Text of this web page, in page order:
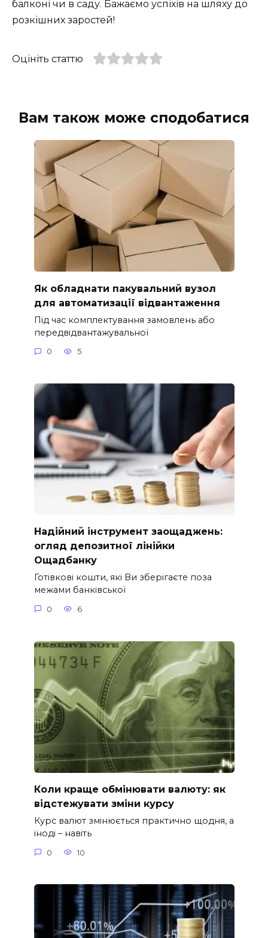
балконі чи в саду. Бажаємо успіхів на шляху до
розкішних заростей!
Оцініть статтю
Вам також може сподобатися
Як обладнати пакувальний вузол
для автоматизації відвантаження
Під час комплектування замовлень або
передвідвантажувальної
0 5
Надійний інструмент заощаджень:
огляд депозитної лінійки
Ощадбанку
Готівкові кошти, які Ви зберігаєте поза
межами банківської
0 6
Коли краще обмінювати валюту: як
відстежувати зміни курсу
Курс валют змінюється практично щодня, а
іноді – навіть
0 10